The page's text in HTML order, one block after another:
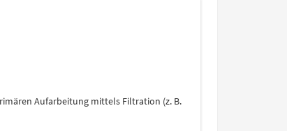
Aufarbeitung mittels Filtration (z. B.